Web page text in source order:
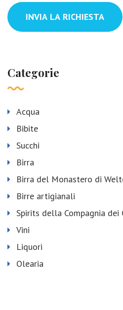
INVIA LA RICHIESTA
Categorie
Acqua
Bibite
Succhi
Birra
Birra del Monastero di
Birre artigianali
Spirits della Compagnia dei
Vini
Liquori
Olearia